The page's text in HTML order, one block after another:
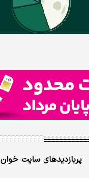
پربازدیدهای سایت خوان